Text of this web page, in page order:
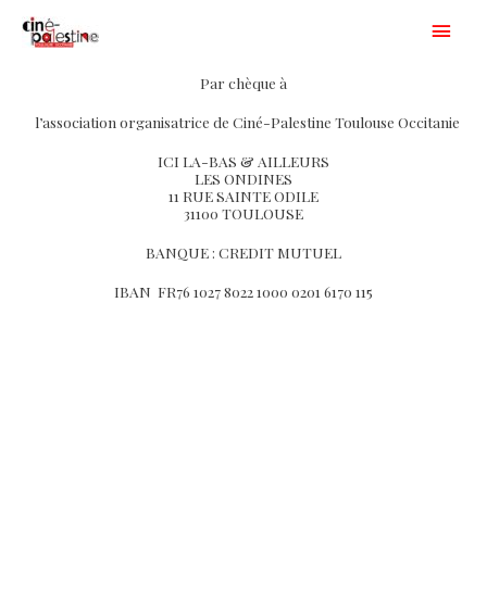
Aller
Par chèque à
l’association organisatrice de Ciné-Palestine Toulouse Occitanie
ICI LA-BAS & AILLEURS
LES ONDINES
11 RUE SAINTE ODILE
31100 TOULOUSE
BANQUE : CREDIT MUTUEL
IBAN FR76 1027 8022 1000 0201 6170 115